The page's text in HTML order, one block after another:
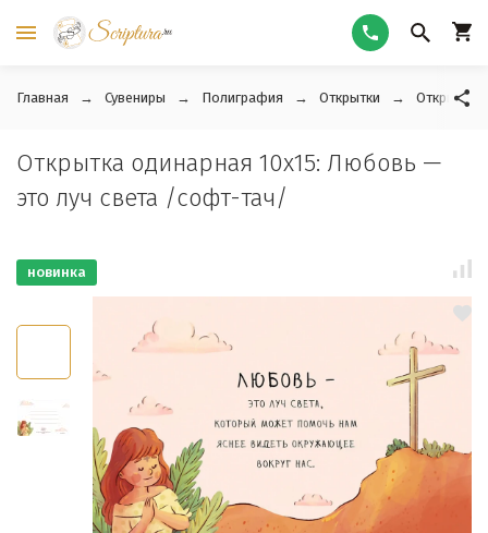
Главная Сувениры Полиграфия Открытки Открытки
Открытка одинарная 10x15: Любовь —
это луч света /софт-тач/
новинка